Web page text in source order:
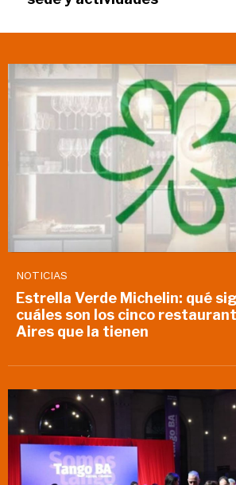
NOTICIAS
Estrella Verde Michelin: qué
cuáles son los cinco
Aires que la tienen